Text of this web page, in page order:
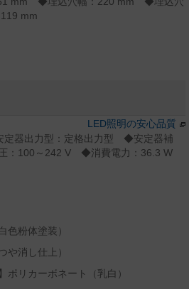
mm
LED照明の安心品質
器出力型：定格出力型 ◆安定器補
：100～242 V ◆消費電力：36.3 W
色粉体塗装）
や消し仕上）
リカーボネート（乳白）